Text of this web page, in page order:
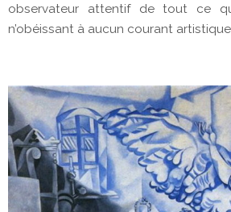
observateur attentif de tout ce
n’obéissant à aucun courant artistique.